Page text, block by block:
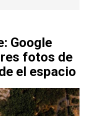
Google
fotos de
el espacio